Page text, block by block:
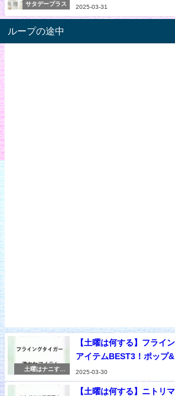
サタデープラス
2025-03-31
ループの途中
土曜はナニす
【土曜は何する】フライ
アイテムBEST3！ポップ
2025-03-30
【土曜は何する】ニトリ